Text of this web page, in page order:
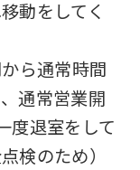
動をしてく
ら通常時間
通常営業開
度退室をして
検のため）